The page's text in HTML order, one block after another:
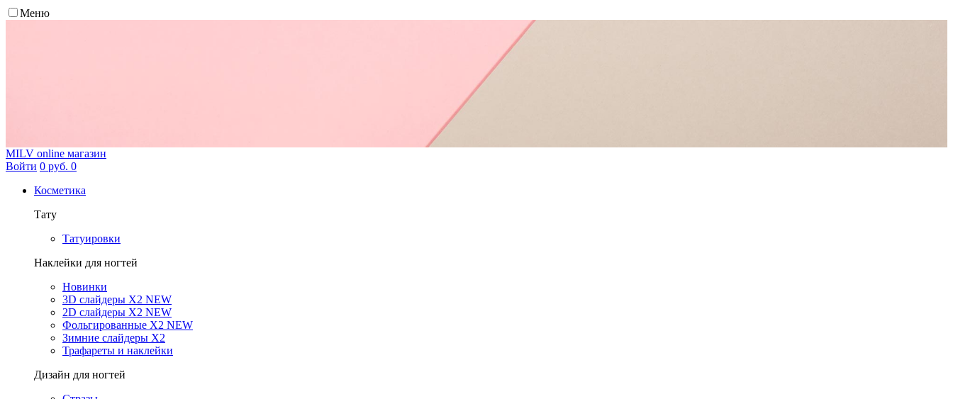
Меню
MILV online магазин
Войти 0 руб. 0
Косметика
Тату
Татуировки
Наклейки для ногтей
Новинки
3D слайдеры X2 NEW
2D слайдеры X2 NEW
Фольгированные X2 NEW
Зимние слайдеры Х2
Трафареты и наклейки
Дизайн для ногтей